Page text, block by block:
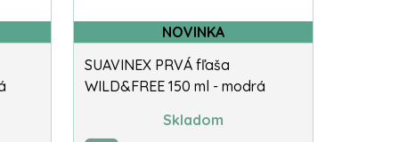
NOVINKA
SUAVINEX PRVÁ fľaša
WILD&FREE 150 ml - modrá
Skladom